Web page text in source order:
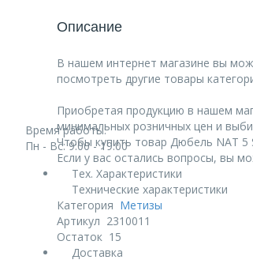
Время работы:
Пн - Вс: 9:00 - 19:00
Описание
В нашем интернет магазине вы
посмотреть другие товары
Приобретая продукцию в нашем
минимальных розничных цен и
Чтобы купить товар Дюбель NAT 5
Если у вас остались вопросы, вы
Тех. Характеристики
Технические характеристики
Категория Метизы
Артикул 2310011
Остаток 15
Доставка